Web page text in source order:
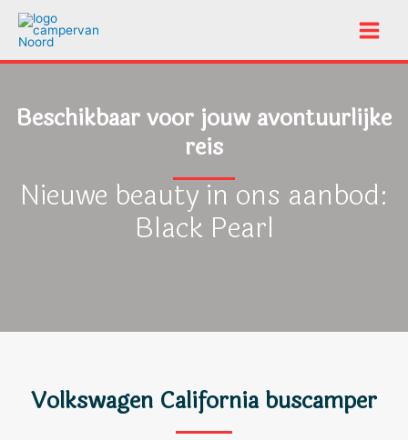
Doorgaan
Main
Beschikbaar voor jouw avontuurlijke
reis
Nieuwe beauty in ons aanbod:
Black Pearl
Volkswagen California buscamper